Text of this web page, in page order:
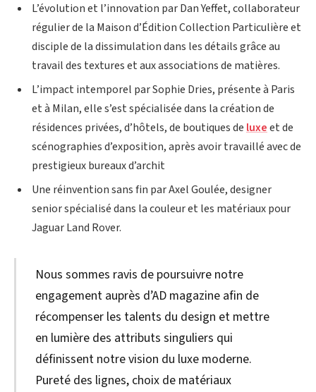
L’évolution et l’innovation par Dan Yeffet, collaborateur
régulier de la Maison d’Édition Collection Particulière et
disciple de la dissimulation dans les détails grâce au
travail des textures et aux associations de matières.
L’impact intemporel par Sophie Dries, présente à Paris
et à Milan, elle s’est spécialisée dans la création de
résidences privées, d’hôtels, de boutiques deluxeet de
scénographies d’exposition, après avoir travaillé avec de
prestigieux bureaux d’archit
Une réinvention sans fin par Axel Goulée, designer
senior spécialisé dans la couleur et les matériaux pour
Jaguar Land Rover.
Nous sommes ravis de poursuivre notre
engagement auprès d’AD magazine afin de
récompenser les talents du design et mettre
en lumière des attributs singuliers qui
définissent notre vision du luxe moderne.
Pureté des lignes, choix de matériaux